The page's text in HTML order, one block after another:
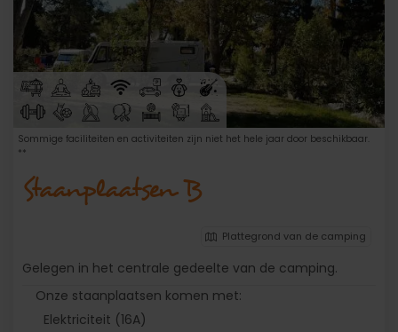
Sommige faciliteiten en activiteiten zijn niet het hele jaar door beschikbaar.
**
Staanplaatsen B
Plattegrond van de camping
Gelegen in het centrale gedeelte van de camping.
Onze staanplaatsen komen met:
Elektriciteit (16A)